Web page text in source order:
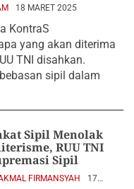
18 MARET 2025
KontraS
yang akan diterima
TNI disahkan.
sipil dalam
Sipil Menolak
RUU TNI
Sipil
FIRMANSYAH
17